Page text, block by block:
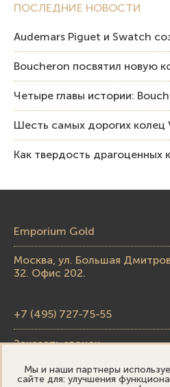
ПОСЛЕДНИЕ НОВОСТИ
Emporium Gold
Москва, ул. Большая
32. Офис 202.
+7 (495) 727-75-55
Заказать звонок
skupka@emporiumgold.com
Мы и наши партнеры
сайте для: улучшения